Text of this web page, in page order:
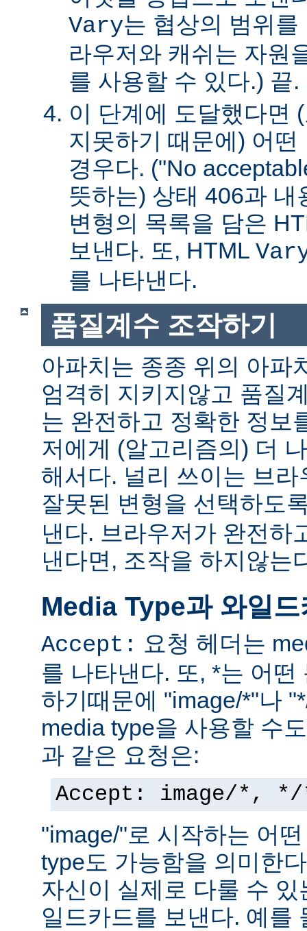
Vary는 협상의 범위
라우저와 캐쉬는 자원
를 사용할 수 있다.) 끝.
이 단계에 도달했다면
지못하기 때문에) 어
경우다. ("No
뜻하는) 상태 406과 내
변형의 목록을 담은
보낸다. 또, HTML
를 나타낸다.
품질계수 조작하기
아파치는 종종 위의 아파
엄격히 지키지않고 품질
는 완전하고 정확한 정보
저에게 (알고리즘의) 더
해서다. 널리 쓰이는 브
잘못된 변형을 선택하도
낸다. 브라우저가 완전하
낸다면, 조작을 하지않는
Media Type과 와일드
Accept: 요청 헤더는
를 나타낸다. 또, *는 어
하기때문에 "image/*"나
media type을 사용할 수
과 같은 요청은:
Accept: image/*,
"image/"로 시작하는 어
type도 가능함을 의미한
자신이 실제로 다룰 수
일드카드를 보낸다. 예를